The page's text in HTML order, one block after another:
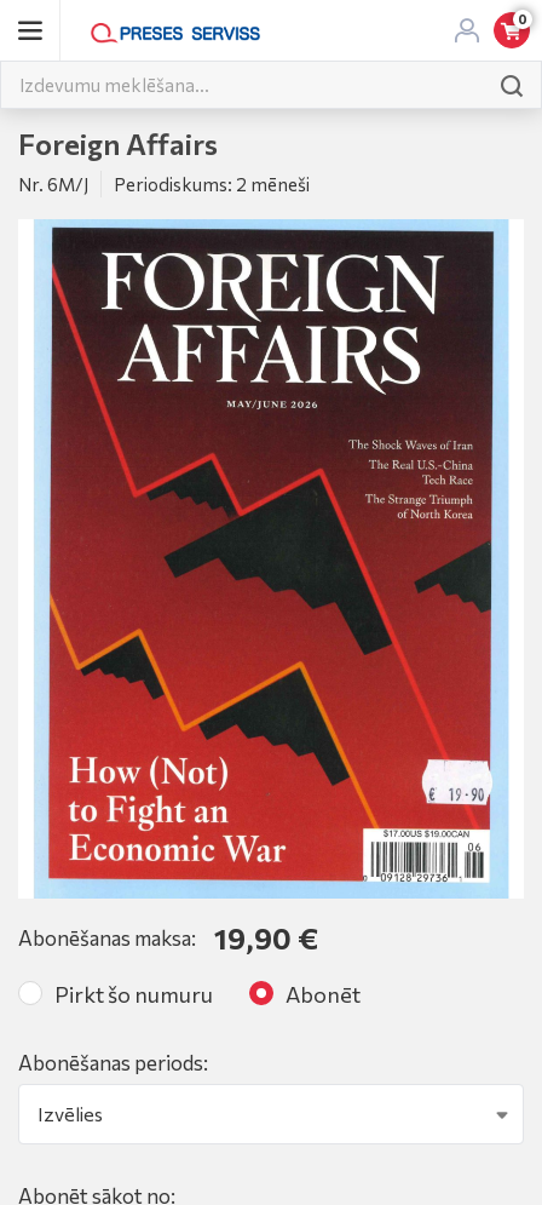
0
Foreign Affairs
Nr. 6M/J Periodiskums: 2 mēneši
Abonēšanas maksa: 19,90 €
Pirkt šo numuru Abonēt
Abonēšanas periods:
Abonēt sākot no: